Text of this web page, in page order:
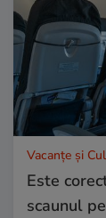
Vacanțe și
Este
scaunul